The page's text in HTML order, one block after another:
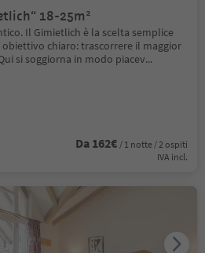
18-25m²
Il Gimietlich è la scelta semplice
obiettivo chiaro: trascorrere il maggior
si soggiorna in modo piacev...
Da 162€ / 1 notte / 2 ospiti
IVA incl.